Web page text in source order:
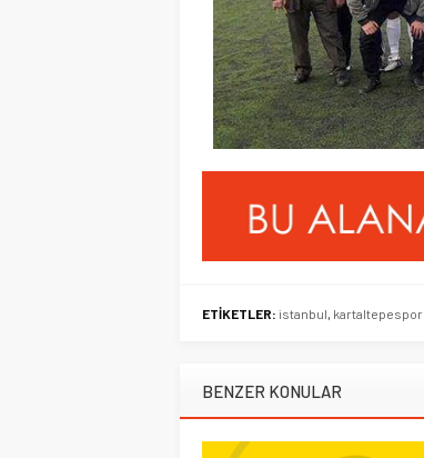
ETİKETLER: istanbul, kartaltepespor
BENZER KONULAR